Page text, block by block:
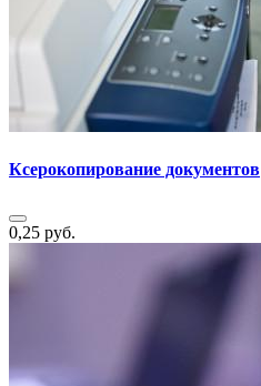
Ксерокопирование документов
0,25 руб.